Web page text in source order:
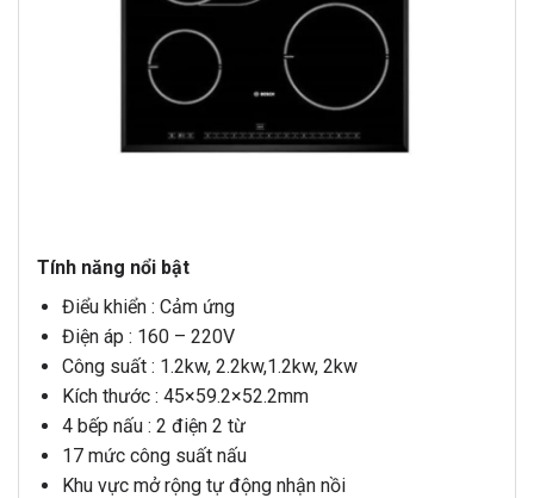
Tính năng nổi bật
Điểu khiển : Cảm ứng
Điện áp : 160 – 220V
Công suất : 1.2kw, 2.2kw,1.2kw, 2kw
Kích thước : 45×59.2×52.2mm
4 bếp nấu : 2 điện 2 từ
17 mức công suất nấu
Khu vực mở rộng tự động nhận nồi